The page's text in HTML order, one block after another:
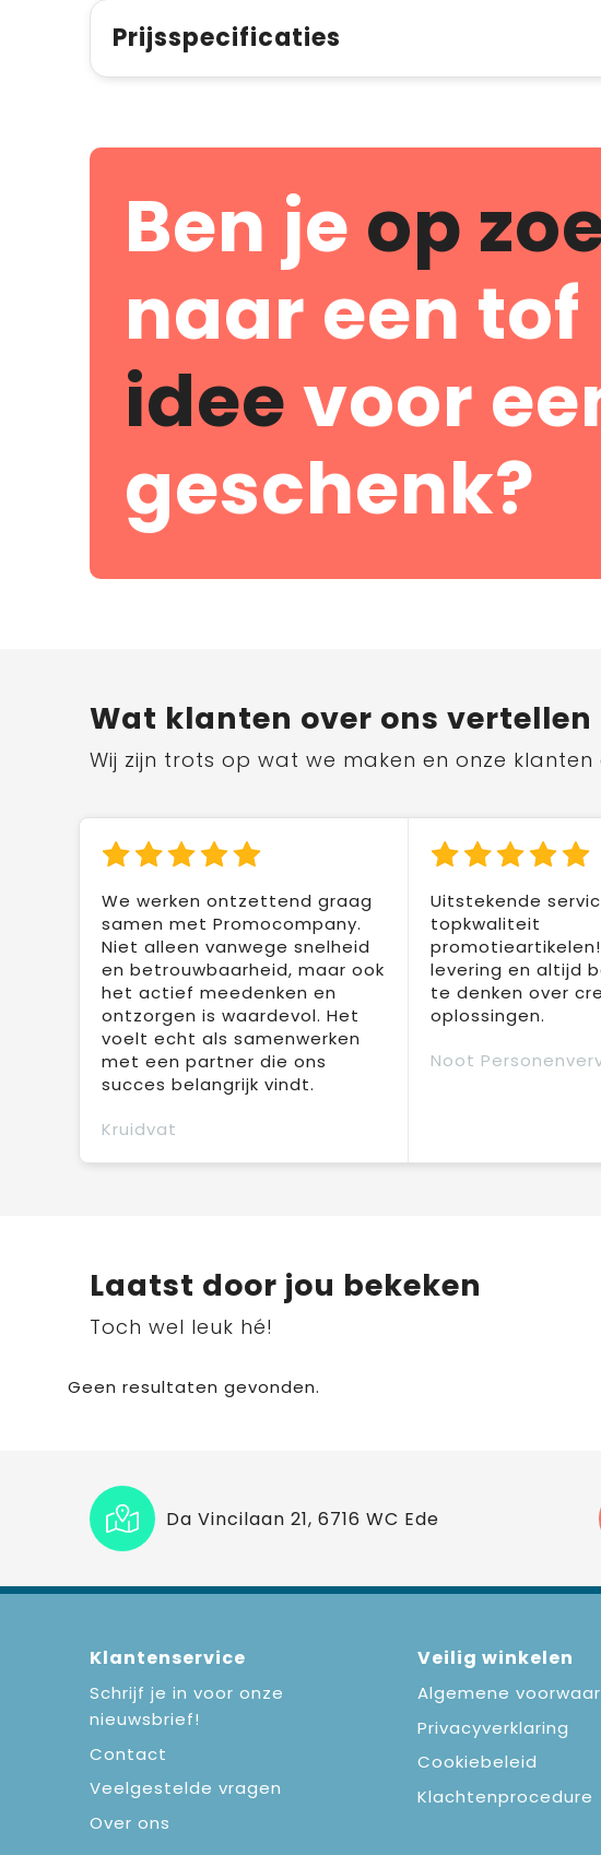
Prijsspecificaties
Ben je op
naar een tof
ideevoor
geschenk?
Wat klanten over ons vertellen
Wij zijn trots op wat we maken en onze
We werken ontzettend graag
samen met Promocompany.
Niet alleen vanwege snelheid
en betrouwbaarheid, maar ook
het actief meedenken en
ontzorgen is waardevol. Het
voelt echt als samenwerken
met een partner die ons
succes belangrijk vindt.
Kruidvat
Uitstekende
topkwaliteit
promotieartikelen!
levering en altijd
te denken over
oplossingen.
Noot
Laatst door jou bekeken
Toch wel leuk hé!
Geen resultaten gevonden.
Da Vincilaan 21, 6716 WC Ede
Klantenservice
Schrijf je in voor onze
nieuwsbrief!
Contact
Veelgestelde vragen
Over ons
Veilig winkelen
Algemene
Privacyverklaring
Cookiebeleid
Klachtenprocedure